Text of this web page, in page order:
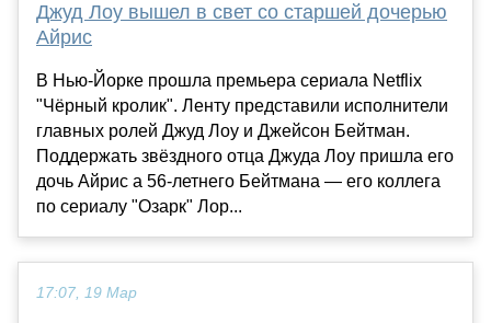
Джуд Лоу вышел в свет со старшей дочерью
Айрис
В Нью-Йорке прошла премьера сериала Netflix
"Чёрный кролик". Ленту представили исполнители
главных ролей Джуд Лоу и Джейсон Бейтман.
Поддержать звёздного отца Джуда Лоу пришла его
дочь Айрис а 56-летнего Бейтмана — его коллега
по сериалу "Озарк" Лор...
17:07, 19 Мар